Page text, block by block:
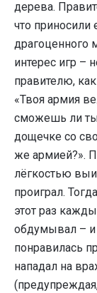
дерева.
что приносили
драгоценного
интерес игр –
правителю,
«Твоя армия
сможешь ли ты
дощечке со
же армией?».
лёгкостью
проиграл.
этот раз
обдумывал – и
понравилась
нападал на